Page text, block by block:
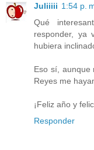
Juliiiii 1:54 p.
Qué
responder, ya
hubiera
Eso sí, aunque
Reyes me
¡Feliz año y
Responder